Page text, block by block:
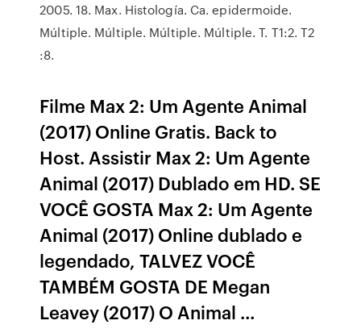
2005. 18. Max. Histología. Ca. epidermoide.
Múltiple. Múltiple. Múltiple. Múltiple. T. T1:2. T2
:8.
Filme Max 2: Um Agente Animal
(2017) Online Gratis. Back to
Host. Assistir Max 2: Um Agente
Animal (2017) Dublado em HD. SE
VOCÊ GOSTA Max 2: Um Agente
Animal (2017) Online dublado e
legendado, TALVEZ VOCÊ
TAMBÉM GOSTA DE Megan
Leavey (2017) O Animal …